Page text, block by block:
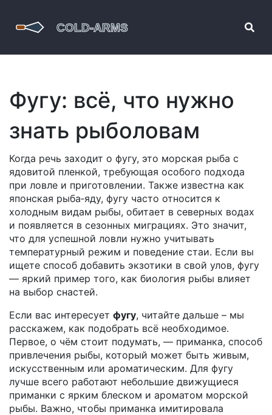
Фугу: всё, что нужно
знать рыболовам
Когда речь заходит о фугу, это морская рыба с
ядовитой пленкой, требующая особого подхода
при ловле и приготовлении. Также известна как
японская рыба‑яду, фугу часто относится к
холодным видам рыбы, обитает в северных водах
и появляется в сезонных миграциях. Это значит,
что для успешной ловли нужно учитывать
температурный режим и поведение стаи. Если вы
ищете способ добавить экзотики в свой улов, фугу
— яркий пример того, как биология рыбы влияет
на выбор снастей.
Если вас интересует фугу, читайте дальше – мы
расскажем, как подобрать всё необходимое.
Первое, о чём стоит подумать, — приманка, способ
привлечения рыбы, который может быть живым,
искусственным или ароматическим. Для фугу
лучше всего работают небольшие движущиеся
приманки с ярким блеском и ароматом морской
рыбы. Важно, чтобы приманка имитировала